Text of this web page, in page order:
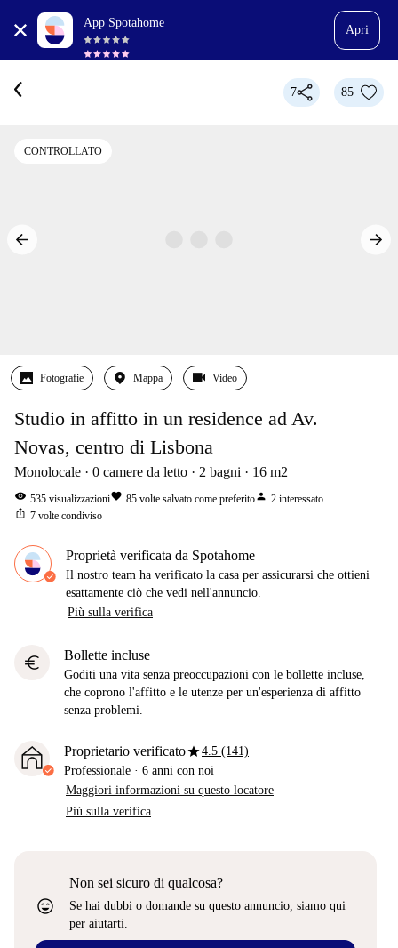
App Spotahome
Apri
7 85
CONTROLLATO
Fotografie Mappa Video
Studio in affitto in un residence ad Av.
Novas, centro di Lisbona
Monolocale 0 camere da letto 2 bagni 16 m2
visibility 535 visualizzazionifavorite 85 volte salvato come preferitoperson 2 interessato
ios_share 7 volte condiviso
Proprietà verificata da Spotahome
Il nostro team ha verificato la casa per assicurarsi che ottieni
esattamente ciò che vedi nell'annuncio.
Più sulla verifica
euro Bollette incluse
Goditi una vita senza preoccupazioni con le bollette incluse,
che coprono l'affitto e le utenze per un'esperienza di affitto
senza problemi.
Proprietario verificatostar4.5 (141)
Professionale · 6 anni con noi
Maggiori informazioni su questo locatore
Più sulla verifica
sentiment_very_satisfied
Non sei sicuro di qualcosa?
Se hai dubbi o domande su questo annuncio, siamo qui
per aiutarti.